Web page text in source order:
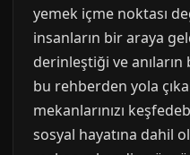
yemek içme noktası
insanların bir araya
derinleştiği ve
bu rehberden yola
mekanlarınızı
sosyal hayatına dahil